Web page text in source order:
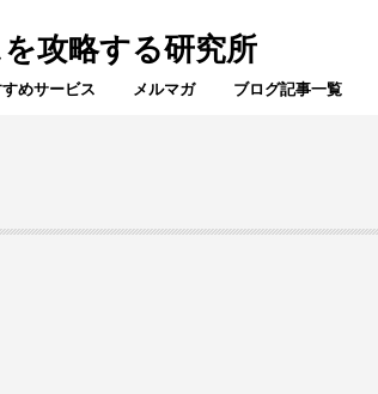
攻略する研究所
めサービス メルマガ ブログ記事一覧